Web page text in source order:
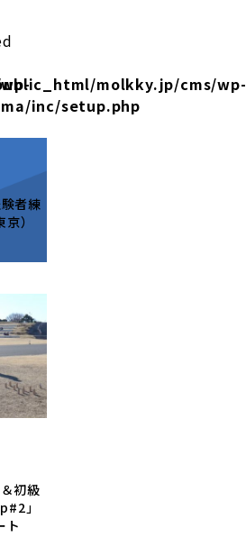
molkky.jp/cms/wp-
inc/setup.php
者練
）
初級
」
ト